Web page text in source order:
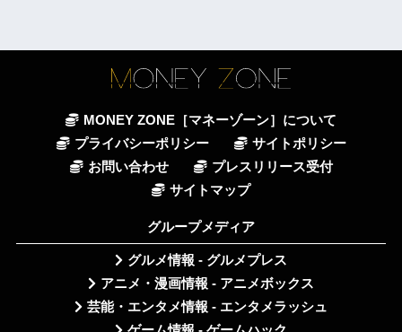
MONEY ZONE［マネーゾーン］について
プライバシーポリシー
サイトポリシー
お問い合わせ
プレスリリース受付
サイトマップ
グループメディア
グルメ情報 - グルメプレス
アニメ・漫画情報 - アニメボックス
芸能・エンタメ情報 - エンタメラッシュ